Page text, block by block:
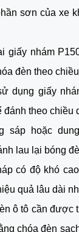
sơn của xe
giấy nhám
đèn theo
dụng giấy
đánh theo chiều
sáp hoặc
lau lại bóng
có độ khó
quả lâu dài
ô tô cần được
chóa đèn